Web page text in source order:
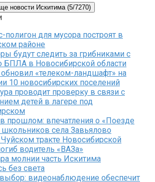
новости Искитима (5/7270)
полигон для мусора построят в
районе
будут следить за грибниками с
в Новосибирской области
«телеком-ландшафт» на
10 новосибирских поселений
проводит проверку в связи с
детей в лагере под
прошлом: впечатления о «Поезде
села Завьялово
тракте Новосибирской
водитель «ВАЗа»
молнии часть Искитима
без света
видеонаблюдение обеспечит